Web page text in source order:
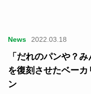
News 2022.03.18
「だれのパンや？
を復刻させたベー
ン